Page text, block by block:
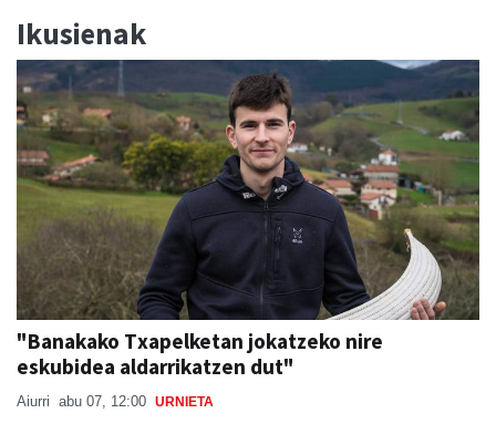
Ikusienak
"Banakako Txapelketan jokatzeko nire
eskubidea aldarrikatzen dut"
Aiurri abu 07, 12:00 URNIETA